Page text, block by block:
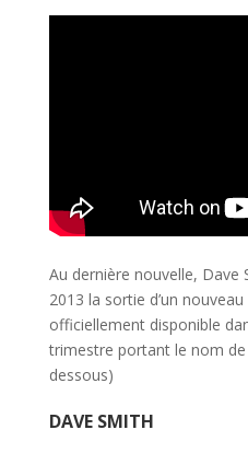
Au dernière nouvelle, Dave
2013 la sortie d’un
officiellement disponible
trimestre portant le nom
dessous)
DAVE SMITH